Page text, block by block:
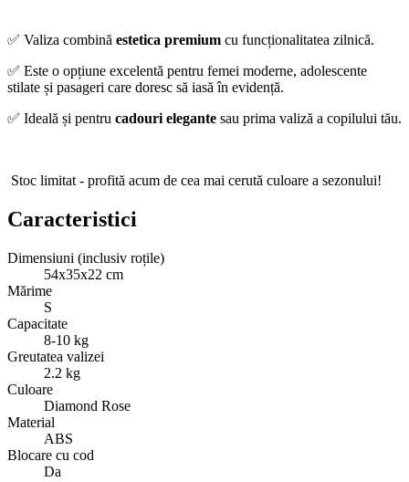
✅ Valiza combină estetica premium cu funcționalitatea zilnică.
✅ Este o opțiune excelentă pentru femei moderne, adolescente
stilate și pasageri care doresc să iasă în evidență.
✅ Ideală și pentru cadouri elegante sau prima valiză a copilului tău.
Stoc limitat - profită acum de cea mai cerută culoare a sezonului!
Caracteristici
Dimensiuni (inclusiv roțile)
54x35x22 cm
Mărime
S
Capacitate
8-10 kg
Greutatea valizei
2.2 kg
Culoare
Diamond Rose
Material
ABS
Blocare cu cod
Da